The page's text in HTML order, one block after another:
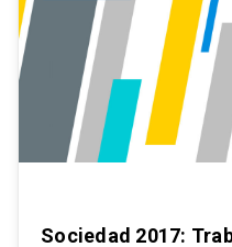
Sociedad 2017: